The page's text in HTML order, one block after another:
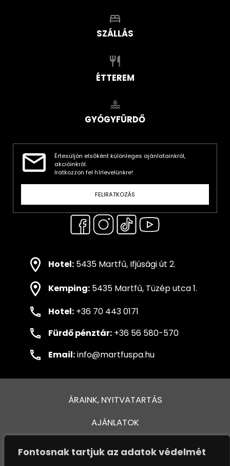
Fontosnak tartjuk az adatok védelmét
SZÁLLÁS
ÉTTEREM
GYÓGYFÜRDŐ
Értesüljön elsőként különleges ajánlatainkról,
akcióinkról.
Iratkozzon fel hírlevelünkre!
FELIRATKOZÁS
Hotel: 5435 Martfű, Ifjúsági út 2.
Kemping: 5435 Martfű, Tüzép utca 1.
Hotel: +36 70 443 0171
Fürdő pénztár: +36 56 580-570
Email:info@martfuspa.hu
ÁRAINK, NYITVATARTÁS
AJÁNLATOK